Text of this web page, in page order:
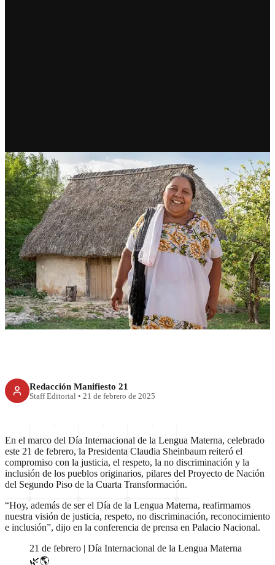
RECIENTE
México refuerza inclusión y
preservación de la Lengua
Materna
Redacción Manifiesto 21
Staff Editorial • 21 de febrero de 2025
En el marco del Día Internacional de la Lengua Materna, celebrado
este 21 de febrero, la Presidenta Claudia Sheinbaum reiteró el
compromiso con la justicia, el respeto, la no discriminación y la
inclusión de los pueblos originarios, pilares del Proyecto de Nación
del Segundo Piso de la Cuarta Transformación.
“Hoy, además de ser el Día de la Lengua Materna, reafirmamos
nuestra visión de justicia, respeto, no discriminación, reconocimiento
e inclusión”, dijo en la conferencia de prensa en Palacio Nacional.
21 de febrero | Día Internacional de la Lengua Materna
🌿🌎